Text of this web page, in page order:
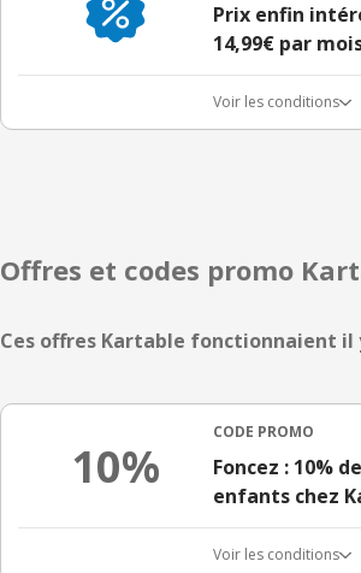
Prix enfin
14,99€ par
Voir les conditions
Offres et codes promo
Ces offres Kartable fonctionnaient il
10%
CODE PROMO
Foncez : 10%
enfants chez
Voir les conditions